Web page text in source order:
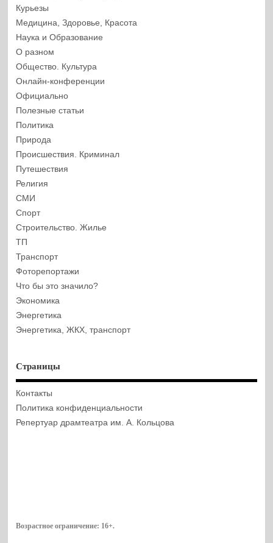
Курьезы
Медицина, Здоровье, Красота
Наука и Образование
О разном
Общество. Культура
Онлайн-конференции
Официально
Полезные статьи
Политика
Природа
Происшествия. Криминал
Путешествия
Религия
СМИ
Спорт
Строительство. Жилье
ТП
Транспорт
Фоторепортажи
Что бы это значило?
Экономика
Энергетика
Энергетика, ЖКХ, транспорт
Страницы
Контакты
Политика конфиденциальности
Репертуар драмтеатра им. А. Кольцова
Возрастное ограничение: 16+.